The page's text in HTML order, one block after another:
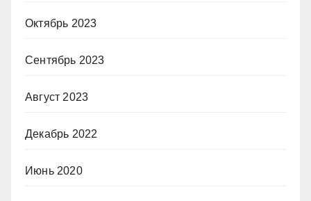
Октябрь 2023
Сентябрь 2023
Август 2023
Декабрь 2022
Июнь 2020